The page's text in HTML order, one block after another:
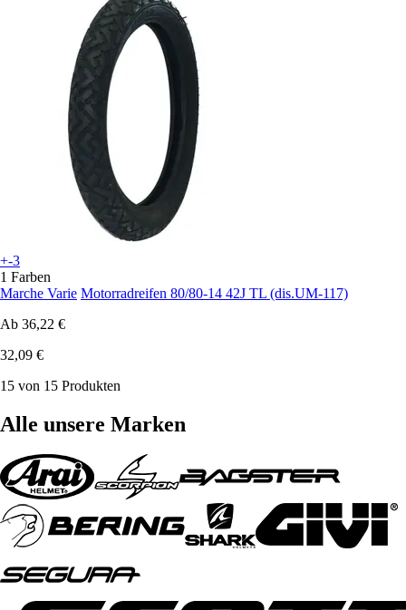
+-3
1 Farben
Marche Varie Motorradreifen 80/80-14 42J TL (dis.UM-117)
Ab 36,22 €
32,09 €
15 von 15 Produkten
Alle unsere Marken